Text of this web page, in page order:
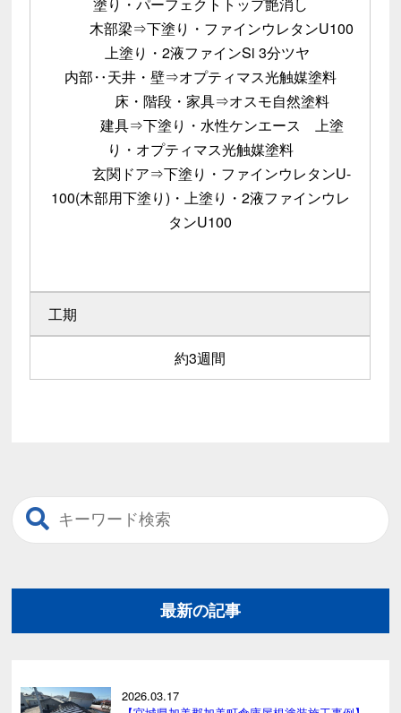
木部梁⇒下塗り・ファインウレタンU100
上塗り・2液ファインSi 3分ツヤ
内部‥天井・壁⇒オプティマス光触媒塗料
床・階段・家具⇒オスモ自然塗料
建具⇒下塗り・水性ケンエース 上塗
り・オプティマス光触媒塗料
玄関ドア⇒下塗り・ファインウレタンU-
100(木部用下塗り)・上塗り・2液ファインウレ
タンU100
工期
約3週間
最新の記事
2026.03.17